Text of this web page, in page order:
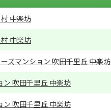
中楽坊
中楽坊
ズマンション 吹田千里丘 中楽坊
ン 吹田千里丘 中楽坊
ン 吹田千里丘 中楽坊